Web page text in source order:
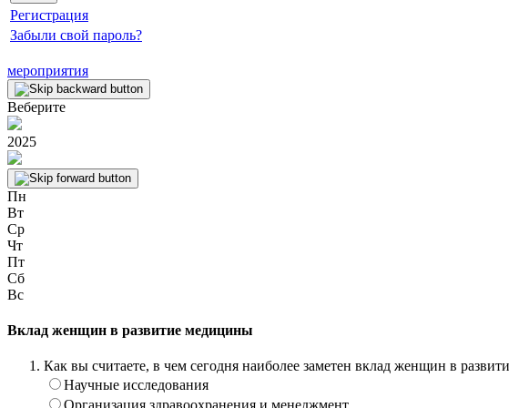
Регистрация
Забыли свой пароль?
мероприятия
Веберите
2025
Пн
Вт
Ср
Чт
Пт
Сб
Вс
Вклад женщин в развитие медицины
Как вы считаете, в чем сегодня наиболее заметен вклад женщин в
Научные исследования